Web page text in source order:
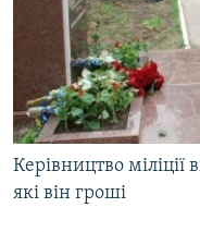
Керівництво міліції
які він гроші